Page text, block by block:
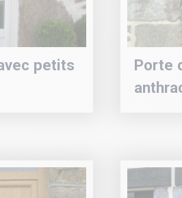
petits
Porte